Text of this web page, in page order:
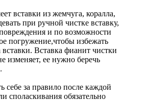
вставки из жемчуга, коралла,
при ручной чистке вставку,
и по возможности
погружение,чтобы избежать
Вставка фианит чистки
изменяет, ее нужно беречь
себе за правило после каждой
споласкивания обязательно